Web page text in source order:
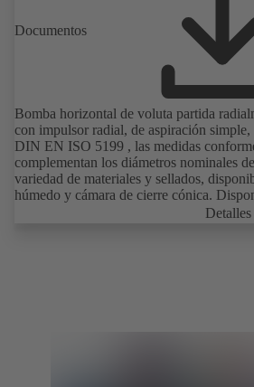
Documentos
Bomba horizontal de voluta partida
con impulsor radial, de aspiración
DIN EN ISO 5199 , las medidas
complementan los diámetros nominales
variedad de materiales y sellados,
húmedo y cámara de cierre cónica.
Detalles